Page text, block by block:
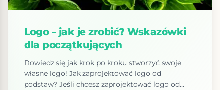
Logo – jak je zrobić? Wskazówki
dla początkujących
Dowiedz się jak krok po kroku stworzyć swoje
własne logo! Jak zaprojektować logo od
podstaw? Jeśli chcesz zaprojektować logo od